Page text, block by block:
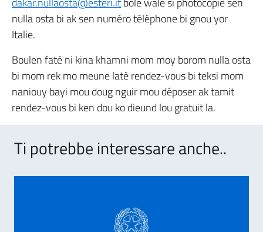
nulla osta bi ak sen numéro téléphone bi gnou yor
Italie.
Boulen faté ni kina khamni mom moy borom nulla osta
bi mom rek mo meune laté rendez-vous bi teksi mom
naniouy bayi mou doug nguir mou déposer ak tamit
rendez-vous bi ken dou ko dieund lou gratuit la.
Ti potrebbe interessare anche..